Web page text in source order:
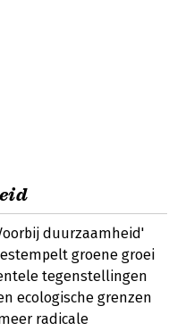
duurzaamheid'
groene groei
tegenstellingen
ecologische grenzen
radicale